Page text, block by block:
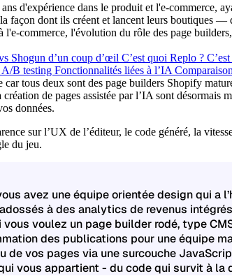
d'expérience dans le produit et l'e-commerce,
façon dont ils créent et lancent leurs boutiques
commerce, l'évolution du rôle des page
Shogun d’un coup d’œil C’est quoi Replo ?
B testing Fonctionnalités liées à l’IA
tous deux sont des page builders Shopify
de pages assistée par l’IA sont
données.
sur l’UX de l’éditeur, le code généré, la
du jeu.
avez une équipe orientée design qui a
à des analytics de revenus
vous voulez un page builder rodé, type
des publications pour une équipe
de vos pages via une surcouche
vous appartient - du code qui survit à